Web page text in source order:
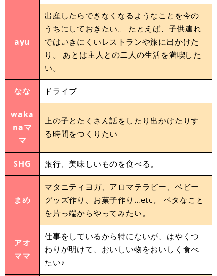
ayu
出産したらできなくなるようなことを今の
うちにしておきたい。 たとえば、子供連れ
ではいきにくいレストランや旅に出かけた
り。 あとは主人との二人の生活を満喫した
い。
なな ドライブ
waka
naマ
マ
上の子とたくさん話をしたり出かけたりす
る時間をつくりたい
SHG 旅行、美味しいものを食べる。
まめ
マタニティヨガ、アロマテラピー、ベビー
グッズ作り、お菓子作り…etc。 ベタなこと
を片っ端からやってみたい。
アオ
ママ
仕事をしているから特にないが、はやくつ
わりが明けて、おいしい物をおいしく食べ
たい♪